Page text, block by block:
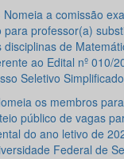
Nomeia a comissão
para professor(a)
disciplinas de
ao Edital nº 010/
Seletivo
os membros
público de vagas
do ano letivo de
Federal de